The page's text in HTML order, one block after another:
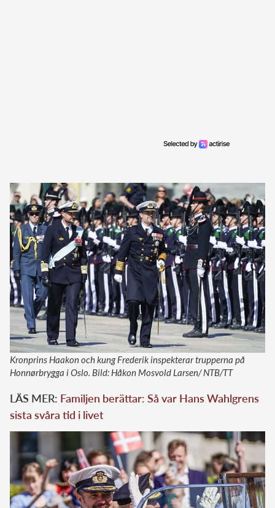
Kronprins Haakon och kung Frederik inspekterar trupperna på
Honnørbrygga i Oslo. Bild: Håkon Mosvold Larsen/ NTB/TT
LÄS MER: Familjen berättar: Så var Hans Wahlgrens
sista svåra tid i livet